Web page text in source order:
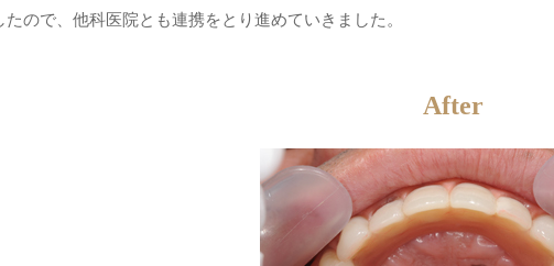
ので、他科医院とも連携をとり進めていきました。
After